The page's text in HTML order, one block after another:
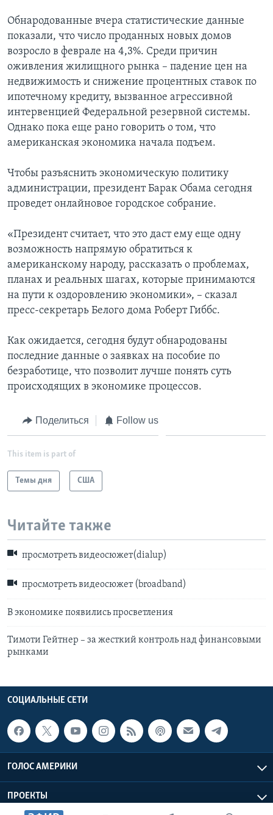
Обнародованные вчера статистические данные
показали, что число проданных новых домов
возросло в феврале на 4,3%. Среди причин
оживления жилищного рынка – падение цен на
недвижимость и снижение процентных ставок по
ипотечному кредиту, вызванное агрессивной
интервенцией Федеральной резервной системы.
Однако пока еще рано говорить о том, что
американская экономика начала подъем.
Чтобы разъяснить экономическую политику
администрации, президент Барак Обама сегодня
проведет онлайновое городское собрание.
«Президент считает, что это даст ему еще одну
возможность напрямую обратиться к
американскому народу, рассказать о проблемах,
планах и реальных шагах, которые принимаются
на пути к оздоровлению экономики», – сказал
пресс-секретарь Белого дома Роберт Гиббс.
Как ожидается, сегодня будут обнародованы
последние данные о заявках на пособие по
безработице, что позволит лучше понять суть
происходящих в экономике процессов.
Поделиться Follow us
This item is part of
Темы дня США
Читайте также
просмотреть видеосюжет(dialup)
просмотреть видеосюжет (broadband)
В экономике появились просветления
Тимоти Гейтнер – за жесткий контроль над финансовыми
рынками
СОЦИАЛЬНЫЕ СЕТИ
ГОЛОС АМЕРИКИ
ПРОЕКТЫ